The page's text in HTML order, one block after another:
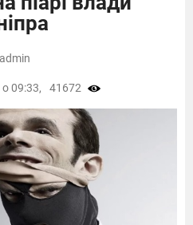
admin
09:33, 41672